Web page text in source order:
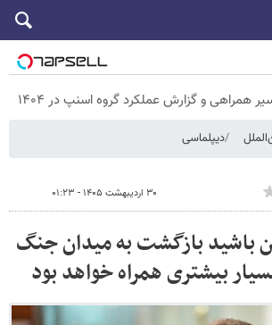
همراهی و گزارش عملکرد گروه اسنپ در ۱۴۰۴
دیپلماسی
۳۰ اردیبهشت ۱۴۰۵ - ۰۱:۲۳
باشید بازگشت به میدان جنگ
بیشتری همراه خواهد بود